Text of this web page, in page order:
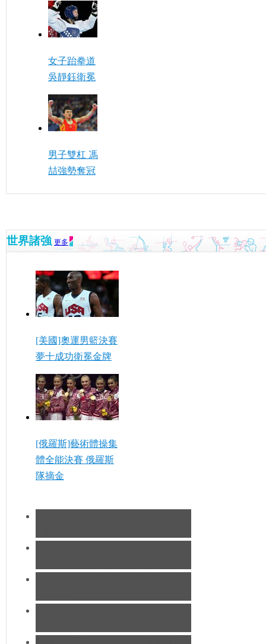
女子跆拳道
吳靜鈺衛冕
男子雙杠 馮
喆強勢奪冠
世界諸強 更多
[美國]奧運男籃決賽
夢十成功衛冕金牌
[俄羅斯]藝術體操集
體全能決賽 俄羅斯
隊摘金